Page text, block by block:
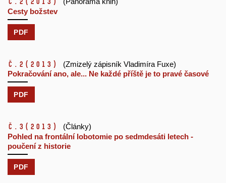
Cesty božstev
PDF
č.2 (2013)
(Zmizelý zápisník Vladimíra Fuxe)
Pokračování ano, ale... Ne každé příště je to pravé časové
PDF
č.3 (2013)
(Články)
Pohled na frontální lobotomie po sedmdesáti letech -
poučení z historie
PDF